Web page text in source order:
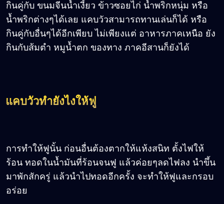
กินคู่กับ ขนมจีนน้ำเงี้ยว ข้าวซอยไก่ น้ำพริกหนุ่ม หรือ
น้ำพริกต่างๆได้เลย แคบวัวสามารถทานเล่นก็ได้ หรือ
กินคู่กับอื่นๆได้อีกเพียบ ไม่เพียงแต่ อาหารภาคเหนือ ยัง
กินกับส้มตำ หมูน้ำตก ของทาง ภาคอีสานก็ยังได้
แคบวัวทำยังไงให้ฟู
การทำให้ฟูนั้น ก่อนอื่นต้องตากให้แห้งสนิท ตั้งไฟให้
ร้อน ทอดในน้ำมันที่ร้อนจนฟู แล้วค่อยๆลดไฟลง นำขึ้น
มาพักสักครู่ แล้วนำไปทอดอีกครั้ง จะทำให้ฟูและกรอบ
อร่อย